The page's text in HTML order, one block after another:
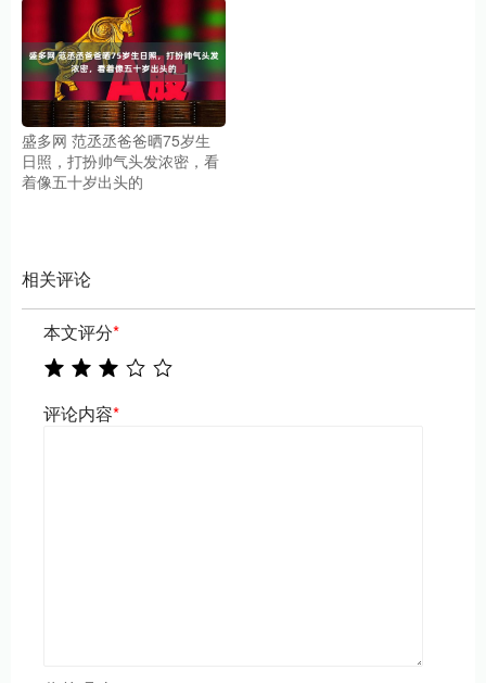
盛多网 范丞丞爸爸晒75岁生
日照，打扮帅气头发浓密，看
着像五十岁出头的
相关评论
本文评分*
评论内容*